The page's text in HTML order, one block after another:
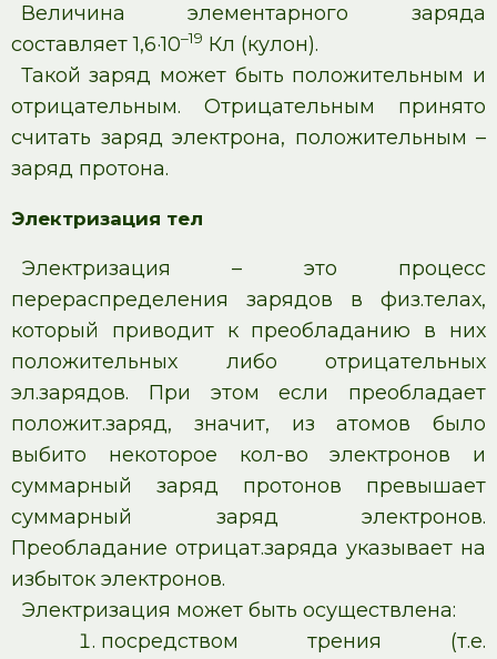
Величина элементарного заряда
составляет 1,6·10–19 Кл (кулон).
Такой заряд может быть положительным и
отрицательным. Отрицательным принято
считать заряд электрона, положительным –
заряд протона.
Электризация тел
Электризация – это процесс
перераспределения зарядов в физ.телах,
который приводит к преобладанию в них
положительных либо отрицательных
эл.зарядов. При этом если преобладает
положит.заряд, значит, из атомов было
выбито некоторое кол-во электронов и
суммарный заряд протонов превышает
суммарный заряд электронов.
Преобладание отрицат.заряда указывает на
избыток электронов.
Электризация может быть осуществлена:
посредством трения (т.е.